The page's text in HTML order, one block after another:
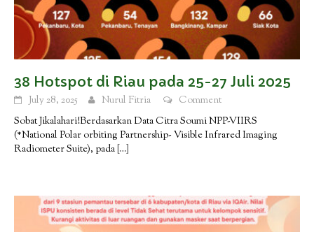
38 Hotspot di Riau pada 25-27 Juli 2025
July 28, 2025 Nurul Fitria
Comment
Sobat Jikalahari!Berdasarkan Data Citra Soumi NPP-VIIRS
(*National Polar orbiting Partnership- Visible Infrared Imaging
Radiometer Suite), pada […]